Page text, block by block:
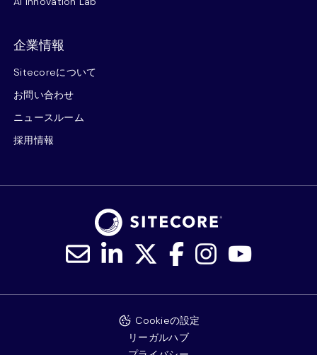
企業情報
Sitecoreについて
お問い合わせ
ニュースルーム
採用情報
Cookieの設定
リーガルハブ